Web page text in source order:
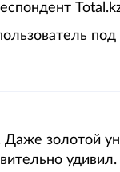
под
золотой